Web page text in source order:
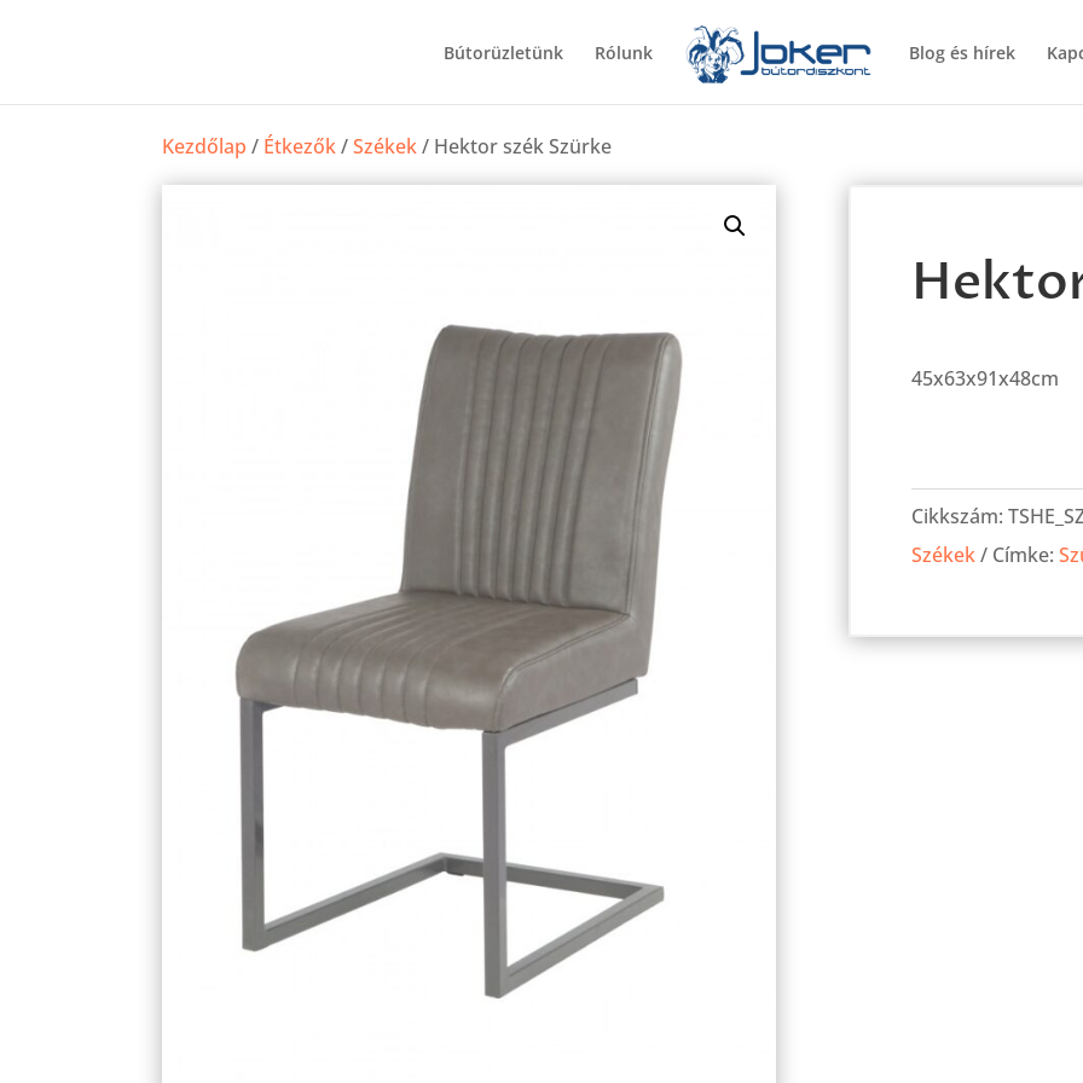
Bútorüzletünk Rólunk Blog és hírek
Kezdőlap / Étkezők/Székek/ Hektor szék Szürke
45x63x91x48cm
szék
Szürke
mennyiség
Cikkszám:
Székek
Címke: